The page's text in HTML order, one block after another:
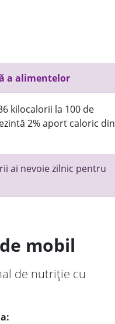
a alimentelor
kilocalorii la 100 de
2% aport caloric din
ai nevoie zilnic pentru
mobil
de nutriție cu